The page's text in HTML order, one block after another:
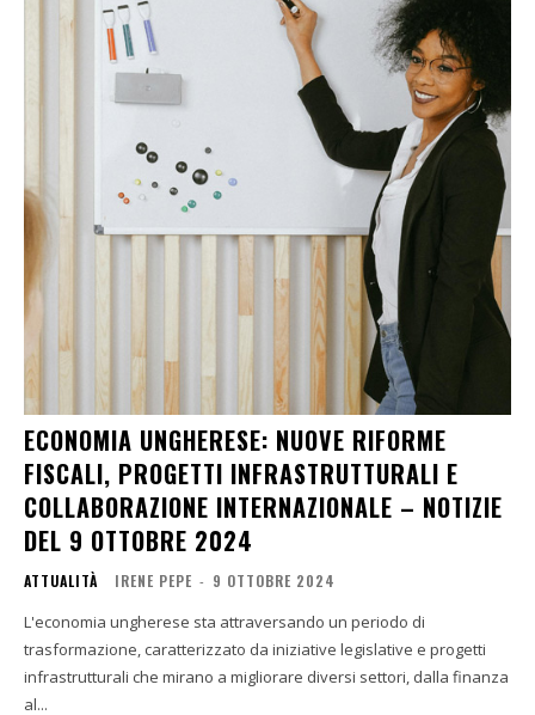
ECONOMIA UNGHERESE: NUOVE RIFORME
FISCALI, PROGETTI INFRASTRUTTURALI E
COLLABORAZIONE INTERNAZIONALE – NOTIZIE
DEL 9 OTTOBRE 2024
ATTUALITÀ IRENE PEPE - 9 OTTOBRE 2024
L'economia ungherese sta attraversando un periodo di
trasformazione, caratterizzato da iniziative legislative e progetti
infrastrutturali che mirano a migliorare diversi settori, dalla finanza
al...